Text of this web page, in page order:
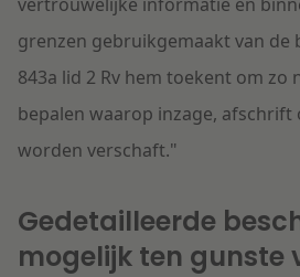
grenzen gebruikgemaakt van de
843a lid 2 Rv hem toekent om zo
bepalen waarop inzage, afschrift
worden verschaft."
Gedetailleerde
mogelijk ten gunste